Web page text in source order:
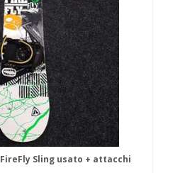
Sling usato + attacchi